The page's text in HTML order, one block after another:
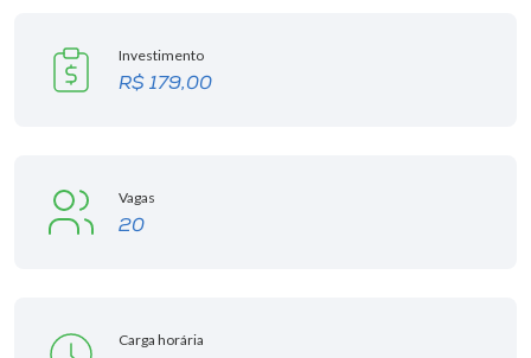
Investimento
R$ 179,00
Vagas
20
Carga horária